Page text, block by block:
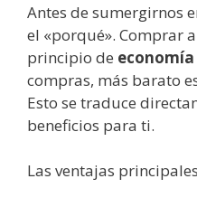
Antes de sumergirnos
el «porqué». Comprar
principio de economía
compras, más barato
Esto se traduce
beneficios para ti.
Las ventajas